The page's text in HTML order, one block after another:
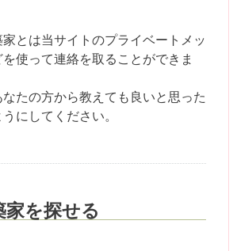
とは当サイトのプライベートメッ
使って連絡を取ることができま
たの方から教えても良いと思った
にしてください。
を探せる